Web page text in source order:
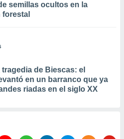
semillas ocultos en la
de Biescas: el
en un barranco que ya
riadas en el siglo XX